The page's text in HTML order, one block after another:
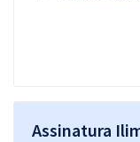
Assinatura